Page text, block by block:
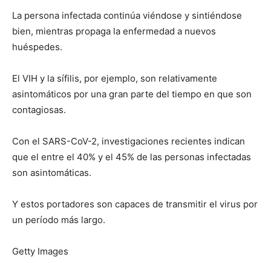
La persona infectada continúa viéndose y sintiéndose
bien, mientras propaga la enfermedad a nuevos
huéspedes.
El VIH y la sífilis, por ejemplo, son relativamente
asintomáticos por una gran parte del tiempo en que son
contagiosas.
Con el SARS-CoV-2, investigaciones recientes indican
que el entre el 40% y el 45% de las personas infectadas
son asintomáticas.
Y estos portadores son capaces de transmitir el virus por
un período más largo.
Getty Images